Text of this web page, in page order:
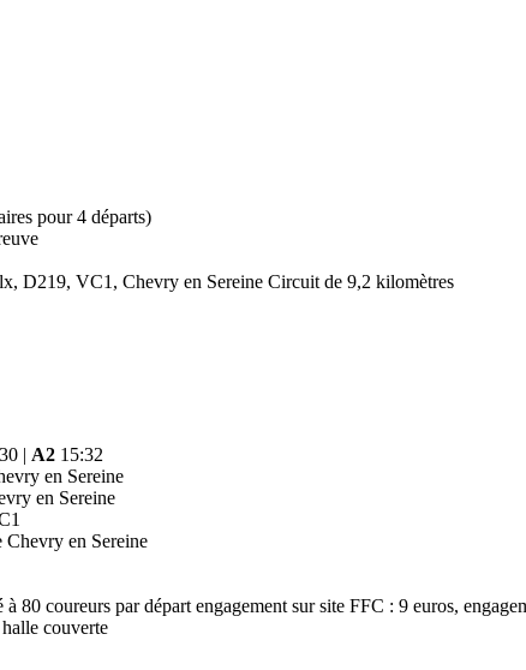
pour 4 départs)
D219, VC1, Chevry en Sereine Circuit de 9,2 kilomètres
| A2 15:32
en Sereine
en Sereine
Chevry en Sereine
à 80 coureurs par départ engagement sur site FFC : 9 euros,
couverte